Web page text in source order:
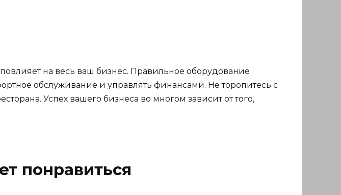
на весь ваш бизнес. Правильное оборудование
обслуживание и управлять финансами. Не торопитесь с
Успех вашего бизнеса во многом зависит от того,
понравиться